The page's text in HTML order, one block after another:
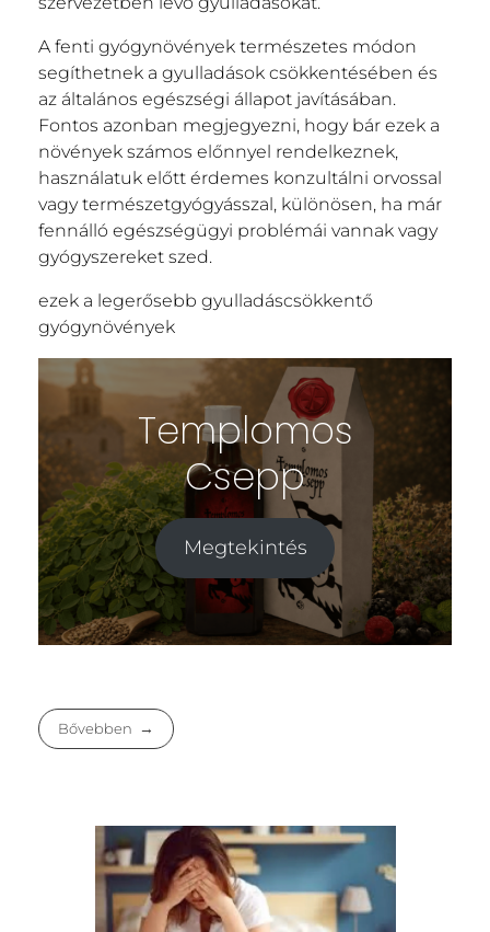
A fenti gyógynövények természetes módon
segíthetnek a gyulladások csökkentésében és
az általános egészségi állapot javításában.
Fontos azonban megjegyezni, hogy bár ezek a
növények számos előnnyel rendelkeznek,
használatuk előtt érdemes konzultálni orvossal
vagy természetgyógyásszal, különösen, ha már
fennálló egészségügyi problémái vannak vagy
gyógyszereket szed.
ezek a legerősebb gyulladáscsökkentő
gyógynövények
Templomos
Csepp
Megtekintés
Bővebben